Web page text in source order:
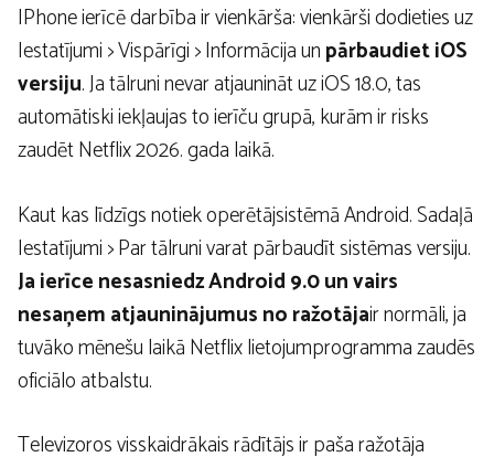
IPhone ierīcē darbība ir vienkārša: vienkārši dodieties uz
Iestatījumi > Vispārīgi > Informācija unpārbaudiet iOS
versiju. Ja tālruni nevar atjaunināt uz iOS 18.0, tas
automātiski iekļaujas to ierīču grupā, kurām ir risks
zaudēt Netflix 2026. gada laikā.
Kaut kas līdzīgs notiek operētājsistēmā Android. Sadaļā
Iestatījumi > Par tālruni varat pārbaudīt sistēmas versiju.
Ja ierīce nesasniedz Android 9.0 un vairs
nesaņem atjauninājumus no ražotājair normāli, ja
tuvāko mēnešu laikā Netflix lietojumprogramma zaudēs
oficiālo atbalstu.
Televizoros visskaidrākais rādītājs ir paša ražotāja